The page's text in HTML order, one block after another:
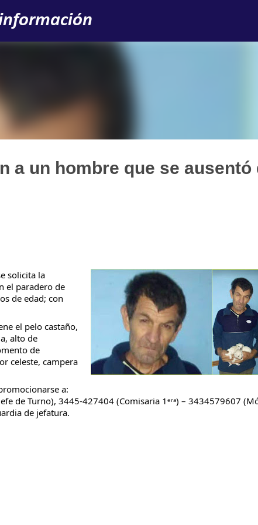
Ir al contenido principal
con estatales
a un hombre que se ausentó
solicita la
el paradero de
de edad; con
el pelo castaño,
alto de
de
celeste, campera
a:
de Turno), 3445-427404 (Comisaria 1ᵉʳᵃ) – 3434579607
de jefatura.